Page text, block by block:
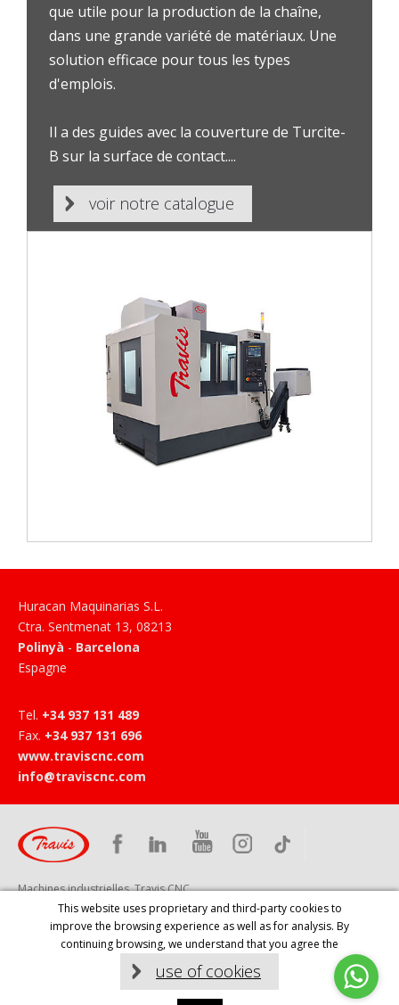
voir notre catalogue
que utile pour la production de la chaîne,
dans une grande variété de matériaux. Une
solution efficace pour tous les types
d'emplois.
Il a des guides avec la couverture de Turcite-
B sur la surface de contact....
Huracan Maquinarias S.L.
Ctra. Sentmenat 13, 08213
Polinyà - Barcelona
Espagne
Tel. +34 937 131 489
Fax. +34 937 131 696
www.traviscnc.com
info@traviscnc.com
Machines industrielles, Travis CNC
PRODUITS ENTREPRISE SERVICES
ACTUALITÉ
ÉVÉNEMENTS AVERTISSEMENT LÉGAL
This website uses proprietary and third-party cookies to
improve the browsing experience as well as for analysis. By
continuing browsing, we understand that you agree the
use of cookies